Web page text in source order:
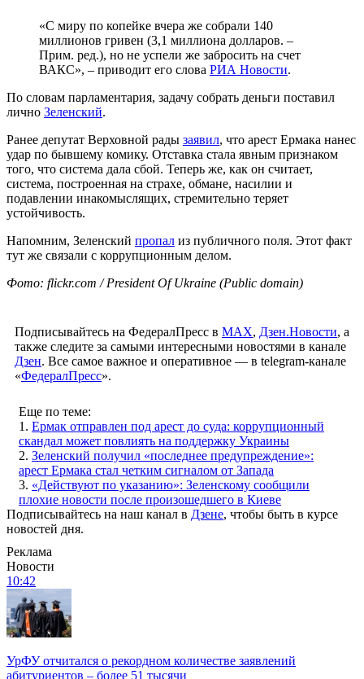
«‎С миру по копейке вчера же собрали 140
миллионов гривен (3,1 миллиона долларов. –
Прим. ред.), но не успели же забросить на счет
ВАКС», – приводит его слова РИА Новости.
По словам парламентария, задачу собрать деньги поставил
лично Зеленский.
Ранее депутат Верховной рады заявил, что арест Ермака нанес
удар по бывшему комику. Отставка стала явным признаком
того, что система дала сбой. Теперь же, как он считает,
система, построенная на страхе, обмане, насилии и
подавлении инакомыслящих, стремительно теряет
устойчивость.
Напомним, Зеленский пропал из публичного поля. Этот факт
тут же связали с коррупционным делом.
Фото: flickr.com / President Of Ukraine (Public domain)
Подписывайтесь на ФедералПресс в МАХ, Дзен.Новости, а
также следите за самыми интересными новостями в канале
Дзен. Все самое важное и оперативное — в telegram-канале
«ФедералПресс».
Еще по теме:
1. Ермак отправлен под арест до суда: коррупционный
скандал может повлиять на поддержку Украины
2. Зеленский получил «последнее предупреждение»:
арест Ермака стал четким сигналом от Запада
3. «Действуют по указанию»: Зеленскому сообщили
плохие новости после произошедшего в Киеве
Подписывайтесь на наш канал в Дзене, чтобы быть в курсе
новостей дня.
Реклама
Новости
10:42
УрФУ отчитался о рекордном количестве заявлений
абитуриентов – более 51 тысячи